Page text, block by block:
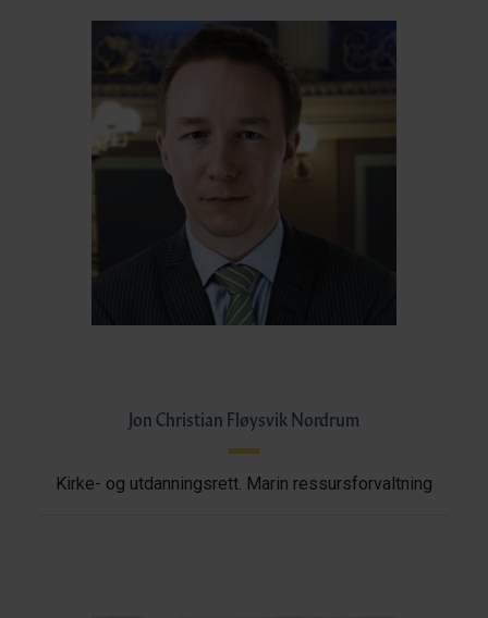
Jon Christian Fløysvik Nordrum
Kirke- og utdanningsrett. Marin ressursforvaltning